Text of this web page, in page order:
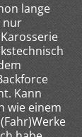
lange
nur
Kann
wie einem